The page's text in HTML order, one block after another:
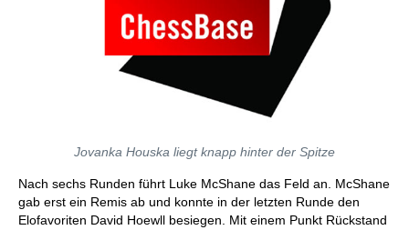
Jovanka Houska liegt knapp hinter der Spitze
Nach sechs Runden führt Luke McShane das Feld an. McShane
gab erst ein Remis ab und konnte in der letzten Runde den
Elofavoriten David Hoewll besiegen. Mit einem Punkt Rückstand